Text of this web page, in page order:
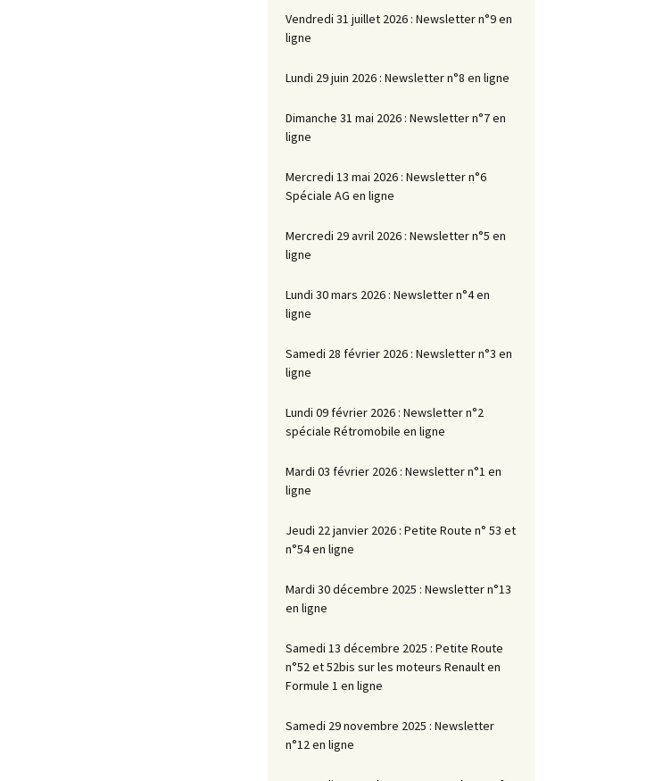
Vendredi 31 juillet 2026 : Newsletter n°9 en
ligne
Lundi 29 juin 2026 : Newsletter n°8 en ligne
Dimanche 31 mai 2026 : Newsletter n°7 en
ligne
Mercredi 13 mai 2026 : Newsletter n°6
Spéciale AG en ligne
Mercredi 29 avril 2026 : Newsletter n°5 en
ligne
Lundi 30 mars 2026 : Newsletter n°4 en
ligne
Samedi 28 février 2026 : Newsletter n°3 en
ligne
Lundi 09 février 2026 : Newsletter n°2
spéciale Rétromobile en ligne
Mardi 03 février 2026 : Newsletter n°1 en
ligne
Jeudi 22 janvier 2026 : Petite Route n° 53 et
n°54 en ligne
Mardi 30 décembre 2025 : Newsletter n°13
en ligne
Samedi 13 décembre 2025 : Petite Route
n°52 et 52bis sur les moteurs Renault en
Formule 1 en ligne
Samedi 29 novembre 2025 : Newsletter
n°12 en ligne